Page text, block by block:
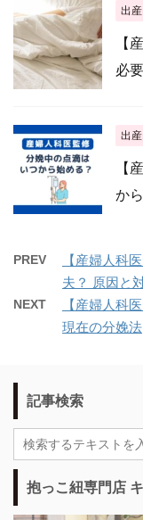
出
【
必
出
【
か
PREV
【産婦人科
夫？ 原因と
NEXT
【産婦人科
現在の分娩法
記事検索
抱っこ紐専門店